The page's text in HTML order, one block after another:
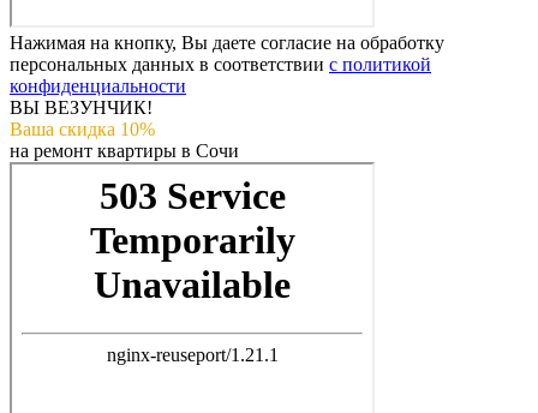
Нажимая на кнопку, Вы даете согласие на обработку
персональных данных в соответствии с политикой
конфиденциальности
ВЫ ВЕЗУНЧИК!
Ваша скидка 10%
на ремонт квартиры в Сочи